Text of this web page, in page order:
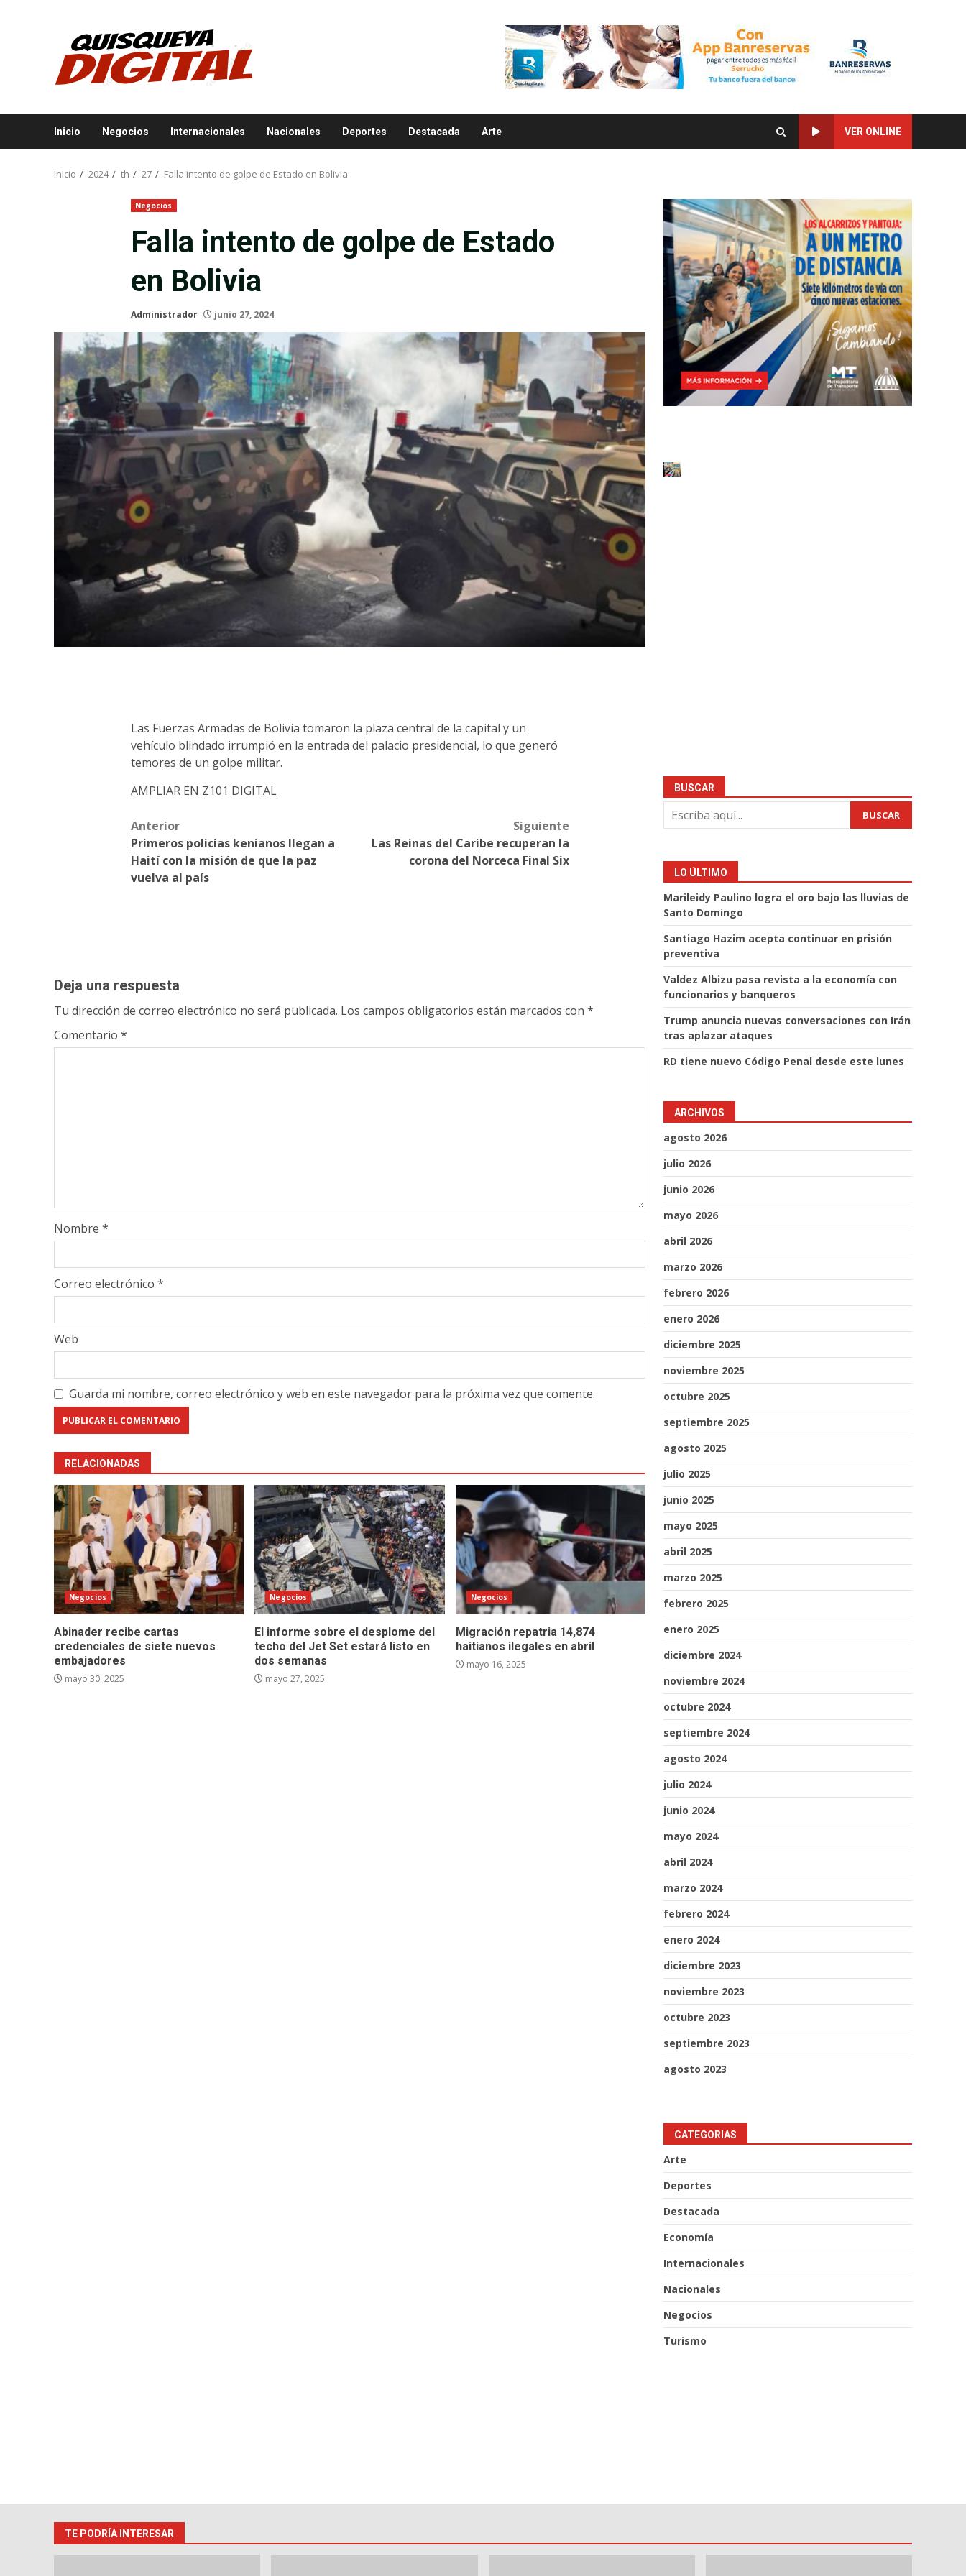
Inicio Negocios Internacionales Nacionales Deportes Destacada Arte VER ONLINE
Inicio 2024 th 27 Falla intento de golpe de Estado en Bolivia
Negocios
Falla intento de golpe de Estado
en Bolivia
Administrador junio 27, 2024
Las Fuerzas Armadas de Bolivia tomaron la plaza central de la capital y un
vehículo blindado irrumpió en la entrada del palacio presidencial, lo que generó
temores de un golpe militar.
AMPLIAR EN Z101 DIGITAL
Post
navigation
Anterior
Primeros policías kenianos llegan a
Haití con la misión de que la paz
vuelva al país
Siguiente
Las Reinas del Caribe recuperan la
corona del Norceca Final Six
Deja una respuesta
Tu dirección de correo electrónico no será publicada. Los campos obligatorios están marcados con *
Comentario *
Nombre *
Correo electrónico *
Web
Guarda mi nombre, correo electrónico y web en este navegador para la próxima vez que comente.
RELACIONADAS
Negocios
Abinader recibe cartas
credenciales de siete nuevos
embajadores
mayo 30, 2025
Negocios
El informe sobre el desplome del
techo del Jet Set estará listo en
dos semanas
mayo 27, 2025
Negocios
Migración repatria 14,874
haitianos ilegales en abril
mayo 16, 2025
BUSCAR
BUSCAR
LO ÚLTIMO
Marileidy Paulino logra el oro bajo las lluvias de
Santo Domingo
Santiago Hazim acepta continuar en prisión
preventiva
Valdez Albizu pasa revista a la economía con
funcionarios y banqueros
Trump anuncia nuevas conversaciones con Irán
tras aplazar ataques
RD tiene nuevo Código Penal desde este lunes
ARCHIVOS
agosto 2026
julio 2026
junio 2026
mayo 2026
abril 2026
marzo 2026
febrero 2026
enero 2026
diciembre 2025
noviembre 2025
octubre 2025
septiembre 2025
agosto 2025
julio 2025
junio 2025
mayo 2025
abril 2025
marzo 2025
febrero 2025
enero 2025
diciembre 2024
noviembre 2024
octubre 2024
septiembre 2024
agosto 2024
julio 2024
junio 2024
mayo 2024
abril 2024
marzo 2024
febrero 2024
enero 2024
diciembre 2023
noviembre 2023
octubre 2023
septiembre 2023
agosto 2023
CATEGORIAS
Arte
Deportes
Destacada
Economía
Internacionales
Nacionales
Negocios
Turismo
TE PODRÍA INTERESAR